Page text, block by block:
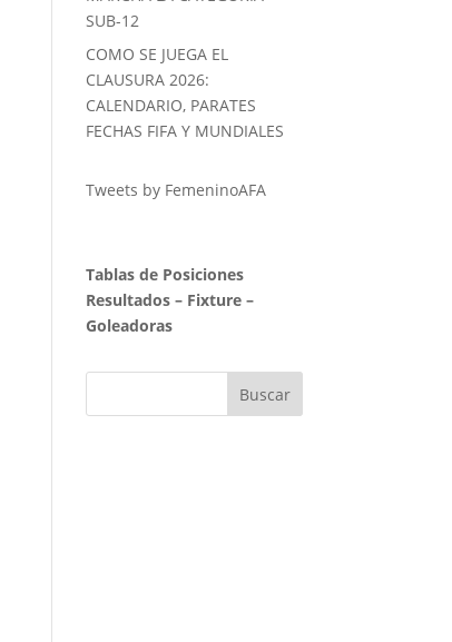
SUB-12
COMO SE JUEGA EL
CLAUSURA 2026:
CALENDARIO, PARATES
FECHAS FIFA Y MUNDIALES
Tweets by FemeninoAFA
Tablas de Posiciones
Resultados – Fixture –
Goleadoras